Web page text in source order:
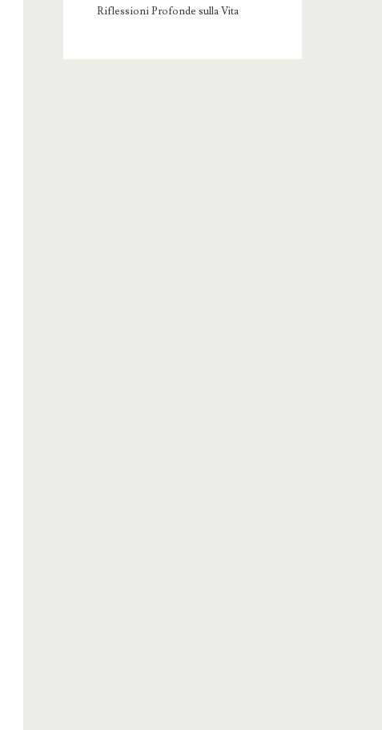
Riflessioni Profonde sulla Vita